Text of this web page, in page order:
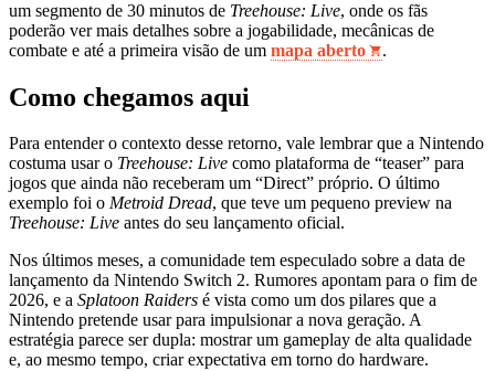
um segmento de 30 minutos de Treehouse: Live, onde os fãs
poderão ver mais detalhes sobre a jogabilidade, mecânicas de
combate e até a primeira visão de um mapa aberto .
Como chegamos aqui
Para entender o contexto desse retorno, vale lembrar que a Nintendo
costuma usar o Treehouse: Live como plataforma de “teaser” para
jogos que ainda não receberam um “Direct” próprio. O último
exemplo foi o Metroid Dread, que teve um pequeno preview na
Treehouse: Live antes do seu lançamento oficial.
Nos últimos meses, a comunidade tem especulado sobre a data de
lançamento da Nintendo Switch 2. Rumores apontam para o fim de
2026, e a Splatoon Raiders é vista como um dos pilares que a
Nintendo pretende usar para impulsionar a nova geração. A
estratégia parece ser dupla: mostrar um gameplay de alta qualidade
e, ao mesmo tempo, criar expectativa em torno do hardware.